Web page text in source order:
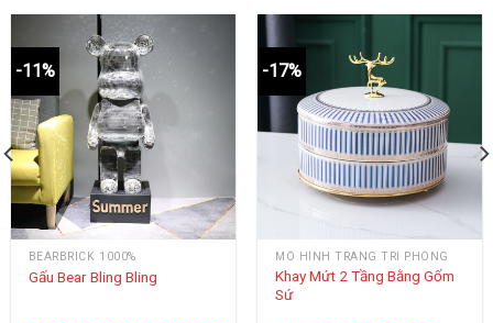
-11%
BEARBRICK 1000%
Gấu Bear Bling Bling
-17%
MÔ HÌNH TRANG TRÍ PHÒNG
Khay Mứt 2 Tầng Bằng Gốm
Sứ